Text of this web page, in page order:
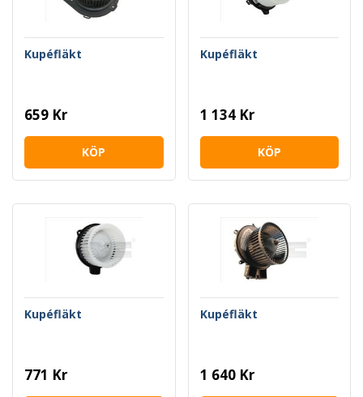
Kupéfläkt
659 Kr
KÖP
Kupéfläkt
1 134 Kr
KÖP
Kupéfläkt
771 Kr
Kupéfläkt
1 640 Kr